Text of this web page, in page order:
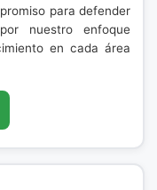
para defender
nuestro enfoque
en cada área